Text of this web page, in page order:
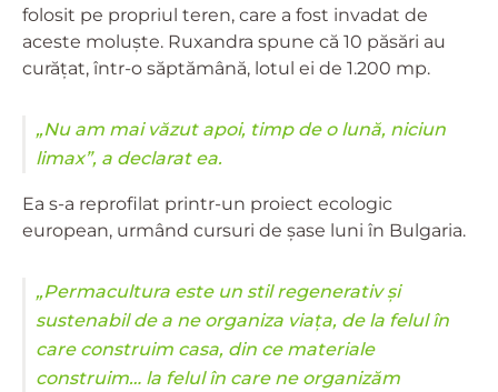
folosit pe propriul teren, care a fost invadat de
aceste moluște. Ruxandra spune că 10 păsări au
curățat, într-o săptămână, lotul ei de 1.200 mp.
„Nu am mai văzut apoi, timp de o lună, niciun
limax”, a declarat ea.
Ea s-a reprofilat printr-un proiect ecologic
european, urmând cursuri de șase luni în Bulgaria.
„Permacultura este un stil regenerativ și
sustenabil de a ne organiza viața, de la felul în
care construim casa, din ce materiale
construim… la felul în care ne organizăm